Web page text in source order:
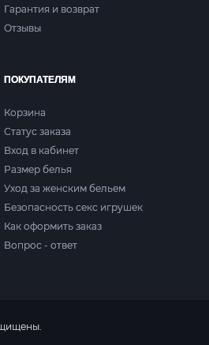
Гарантия и возврат
Отзывы
ПОКУПАТЕЛЯМ
Корзина
Статус заказа
Вход в кабинет
Размер белья
Уход за женским бельем
Безопасность секс игрушек
Как оформить заказ
Вопрос - ответ